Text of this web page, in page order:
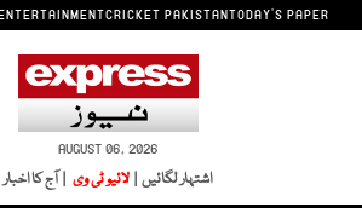
CRICKET PAKISTANTODAY'S PAPER
AUGUST 06, 2026
اشتہار لگائیں | لائیو ٹی وی | آج کا اخبار